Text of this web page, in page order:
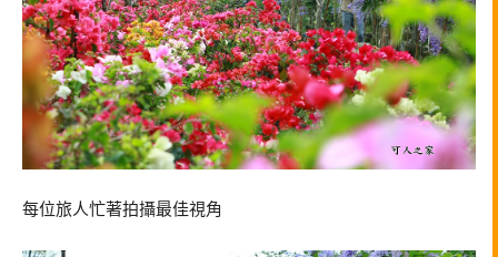
每位旅人忙著拍攝最佳視角